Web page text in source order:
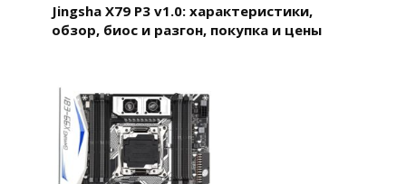
Jingsha X79 P3 v1.0: характеристики,
обзор, биос и разгон, покупка и цены